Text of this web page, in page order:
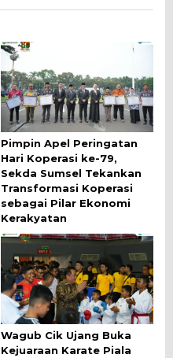
Pimpin Apel Peringatan
Hari Koperasi ke-79,
Sekda Sumsel Tekankan
Transformasi Koperasi
sebagai Pilar Ekonomi
Kerakyatan
Wagub Cik Ujang Buka
Kejuaraan Karate Piala